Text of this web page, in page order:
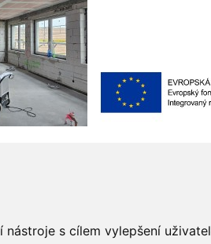
s cílem vylepšení